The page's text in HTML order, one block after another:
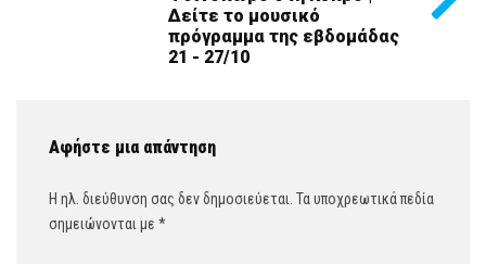
Δείτε το μουσικό
πρόγραμμα της εβδομάδας
21 - 27/10
Αφήστε μια απάντηση
Η ηλ. διεύθυνση σας δεν δημοσιεύεται. Τα υποχρεωτικά πεδία
σημειώνονται με *